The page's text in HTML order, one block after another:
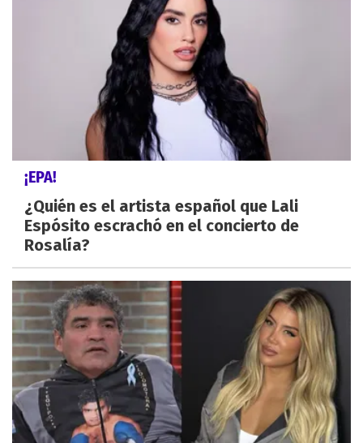
¡EPA!
¿Quién es el artista español que Lali
Espósito escrachó en el concierto de
Rosalía?